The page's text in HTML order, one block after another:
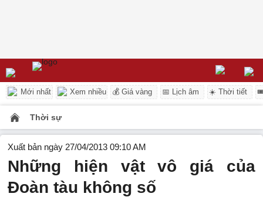
Mới nhất Xem nhiều 💰 Giá vàng 📅 Lịch âm ☀️ Thời tiết
Thời sự
Xuất bản ngày 27/04/2013 09:10 AM
Những hiện vật vô giá của
Đoàn tàu không số